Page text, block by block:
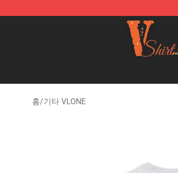
Vlone Shirt Store - Official Vlone Shirt Shop
홈/기타 VLONE